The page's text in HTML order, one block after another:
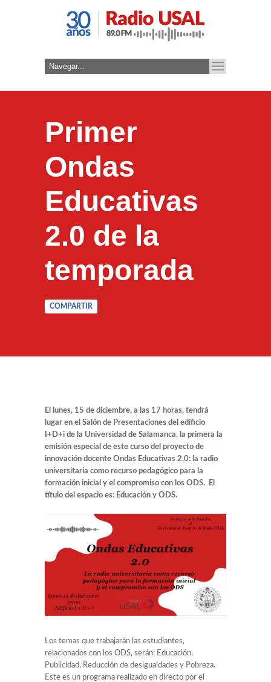
Primer
Ondas
Educativas
2.0 de la
temporada
COMPARTIR
El lunes, 15 de diciembre, a las 17 horas, tendrá
lugar en el Salón de Presentaciones del edificio
I+D+i de la Universidad de Salamanca, la primera la
emisión especial de este curso del proyecto de
innovación docente Ondas Educativas 2.0: la radio
universitaria como recurso pedagógico para la
formación inicial y el compromiso con los ODS.
El
título del espacio es: Educación y ODS.
Los temas que trabajarán las estudiantes,
relacionados con los ODS, serán: Educación,
Publicidad, Reducción de desigualdades y Pobreza.
Este es un programa realizado en directo por el